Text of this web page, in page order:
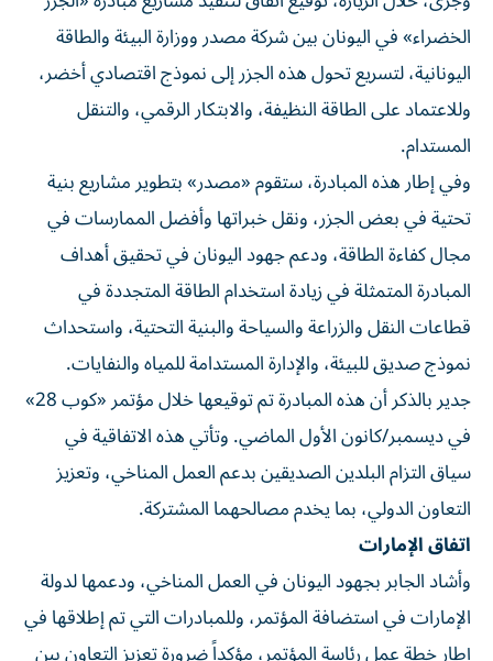
الخضراء» في اليونان بين شركة مصدر ووزارة البيئة والطاقة
اليونانية، لتسريع تحول هذه الجزر إلى نموذج اقتصادي أخضر،
وللاعتماد على الطاقة النظيفة، والابتكار الرقمي، والتنقل
المستدام.
وفي إطار هذه المبادرة، ستقوم «مصدر» بتطوير مشاريع بنية
تحتية في بعض الجزر، ونقل خبراتها وأفضل الممارسات في
مجال كفاءة الطاقة، ودعم جهود اليونان في تحقيق أهداف
المبادرة المتمثلة في زيادة استخدام الطاقة المتجددة في
قطاعات النقل والزراعة والسياحة والبنية التحتية، واستحداث
نموذج صديق للبيئة، والإدارة المستدامة للمياه والنفايات.
جدير بالذكر أن هذه المبادرة تم توقيعها خلال مؤتمر «كوب 28»
في ديسمبر/كانون الأول الماضي. وتأتي هذه الاتفاقية في
سياق التزام البلدين الصديقين بدعم العمل المناخي، وتعزيز
التعاون الدولي، بما يخدم مصالحهما المشتركة.
اتفاق الإمارات
وأشاد الجابر بجهود اليونان في العمل المناخي، ودعمها لدولة
الإمارات في استضافة المؤتمر، وللمبادرات التي تم إطلاقها في